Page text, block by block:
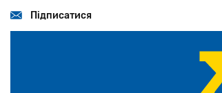
основногоПідписатися